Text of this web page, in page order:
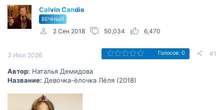
Calvin Candie
ВЕЧНЫЙ
2 Сен 2018 50,034 6,470
3 Июл 2026 Голосов: 0 #1
Автор: Наталья Демидова
Название: Девочка-ёлочка Лёля (2018)